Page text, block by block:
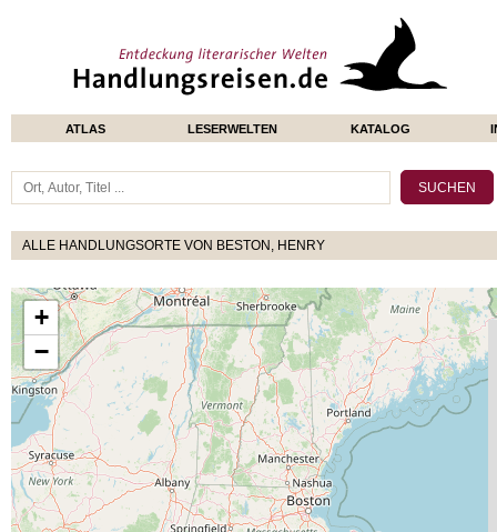
ATLAS LESERWELTEN KATALOG
ALLE HANDLUNGSORTE VON BESTON, HENRY
+
−